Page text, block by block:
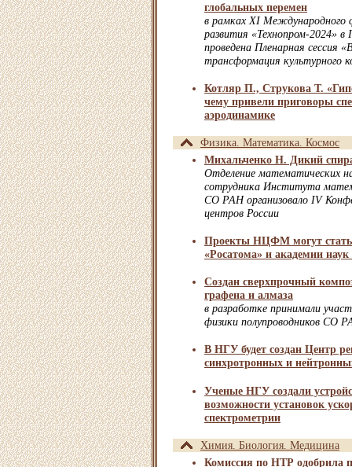
глобальных перемен
в рамках XI Международного
развития «Технопром-2024»
проведена Пленарная сессия
трансформация культурного
Котляр П., Струкова Т.
чему привели приговоры
аэродинамике
Физика. Математика. Космос
Михальченко Н. Дикий
Отделение математических
сотрудника Института
СО РАН организовало IV
центров России
Проекты НЦФМ могут стать
«Росатома» и академии
Cоздан сверхпрочный
графена и алмаза
в разработке принимали
физики полупроводников СО
В НГУ будет создан Центр
синхротронных и
Ученые НГУ создали
возможности установок
спектрометрии
Химия. Биология. Медицина
Комиссия по НТР одобрила